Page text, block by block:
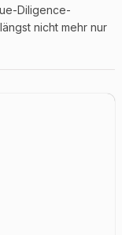
Diligence-
nicht mehr nur